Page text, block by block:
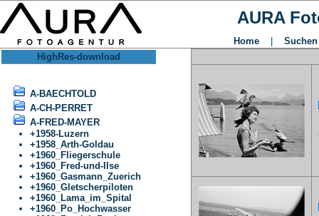
AURA
Home| Suchen
HighRes-download
A-BAECHTOLD
A-CH-PERRET
A-FRED-MAYER
+1958-Luzern
+1958_Arth-Goldau
+1960_Fliegerschule
+1960_Fred-und-Ilse
+1960_Gasmann_Zuerich
+1960_Gletscherpiloten
+1960_Lama_im_Spital
+1960_Po_Hochwasser